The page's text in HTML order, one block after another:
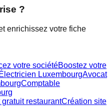
?
enrichissez votre fiche
votre sociétéBoostez votre
Électricien LuxembourgAvocat
Comptable
restaurantCréation site